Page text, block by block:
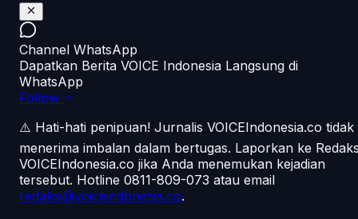
Channel WhatsApp
Dapatkan Berita VOICE Indonesia Langsung di
WhatsApp
Follow
⚠️ Hati-hati penipuan! Jurnalis VOICEIndonesia.co tidak
menerima imbalan dalam bertugas. Laporkan ke
VOICEIndonesia.co jika Anda menemukan kejadian
tersebut. Hotline 0811-809-073 atau email
redaksi@voiceindonesia.co.